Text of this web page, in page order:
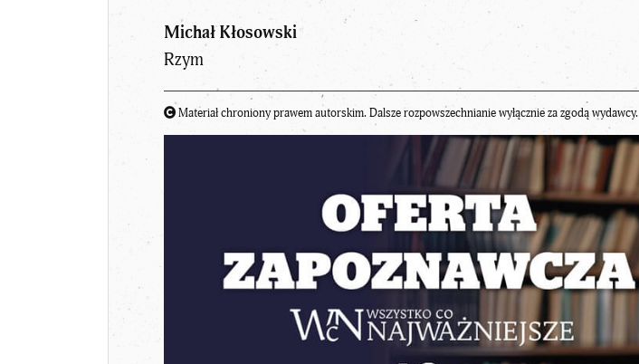
Michał Kłosowski
Rzym
Materiał chroniony prawem autorskim. Dalsze rozpowszechnianie wyłącznie za zgodą wydawcy.